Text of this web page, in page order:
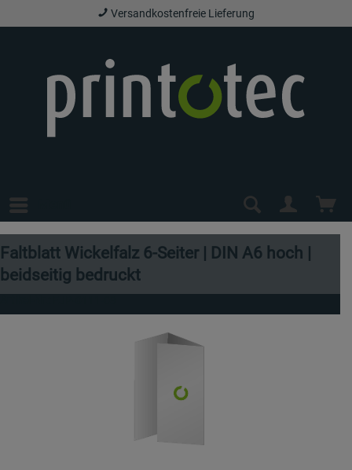
Versandkostenfreie Lieferung
Faltblatt Wickelfalz 6-Seiter | DIN A6 hoch |
beidseitig bedruckt